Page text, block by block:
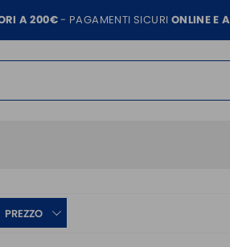
A 200€- PAGAMENTI SICURI ONLINE E
PREZZO